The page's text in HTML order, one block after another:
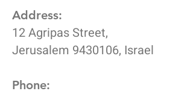
Address:
12 Agripas Street,
Jerusalem 9430106, Israel
Phone: